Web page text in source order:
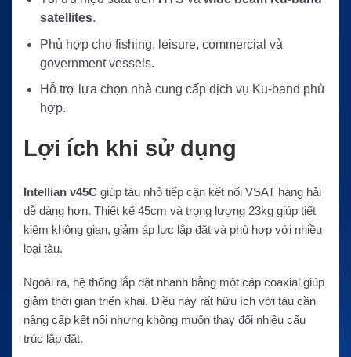
satellites.
Phù hợp cho fishing, leisure, commercial và
government vessels.
Hỗ trợ lựa chọn nhà cung cấp dịch vụ Ku-band phù
hợp.
Lợi ích khi sử dụng
Intellian v45C giúp tàu nhỏ tiếp cận kết nối VSAT hàng hải
dễ dàng hơn. Thiết kế 45cm và trọng lượng 23kg giúp tiết
kiệm không gian, giảm áp lực lắp đặt và phù hợp với nhiều
loại tàu.
Ngoài ra, hệ thống lắp đặt nhanh bằng một cáp coaxial giúp
giảm thời gian triển khai. Điều này rất hữu ích với tàu cần
nâng cấp kết nối nhưng không muốn thay đổi nhiều cấu
trúc lắp đặt.